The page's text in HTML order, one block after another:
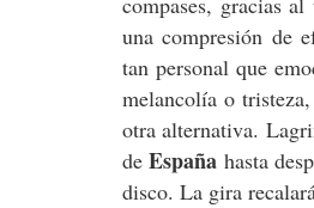
una compresión de
tan personal que
melancolía o
otra alternativa.
deEspaña hasta
disco. La gira